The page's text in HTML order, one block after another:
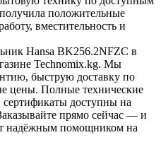
положительные
вместительность и
Hansa BK256.2NFZC в
Technomix.kg. Мы
быструю доставку по
цены. Полные технические
доступны на
прямо сейчас — и
надёжным помощником на